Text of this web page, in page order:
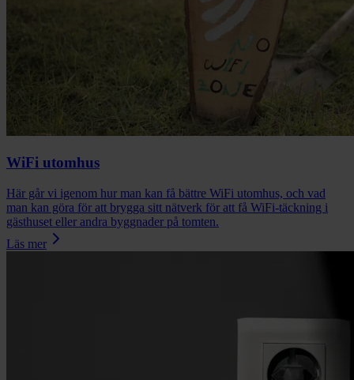
WiFi utomhus
Här går vi igenom hur man kan få bättre WiFi utomhus, och vad
man kan göra för att brygga sitt nätverk för att få WiFi-täckning i
gästhuset eller andra byggnader på tomten.
Läs mer